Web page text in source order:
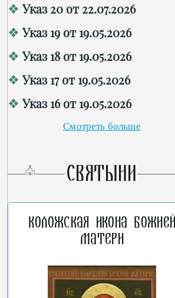
Указ 20 от 22.07.2026
Указ 19 от 19.05.2026
Указ 18 от 19.05.2026
Указ 17 от 19.05.2026
Указ 16 от 19.05.2026
Смотреть больше
СВЯТЫНИ
Коложская икона
Матери